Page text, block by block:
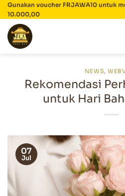
Skip
to
content
Gunakan voucher FRJAWA10 untuk
10.000,00
NEWS,
Rekomendasi
untuk Hari
07
Jul